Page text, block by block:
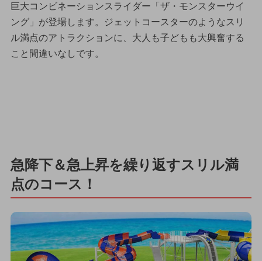
巨大コンビネーションスライダー「ザ・モンスターウイ
ング」が登場します。ジェットコースターのようなスリ
ル満点のアトラクションに、大人も子どもも大興奮する
こと間違いなしです。
急降下＆急上昇を繰り返すスリル満
点のコース！